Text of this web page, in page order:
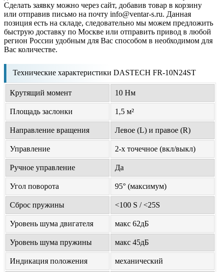
Сделать заявку можно через сайт, добавив товар в корзину
или отправив письмо на почту info@ventar-s.ru. Данная
позиция есть на складе, следовательно мы можем предложить
быструю доставку по Москве или отправить привод в любой
регион России удобным для Вас способом в необходимом для
Вас количестве.
Технические характеристики DASTECH FR-10N24ST
Крутящий момент 10 Нм
Площадь заслонки 1,5 м²
Направление вращения Левое (L) и правое (R)
Управление 2-х точечное (вкл/выкл)
Ручное управление Да
Угол поворота 95° (максимум)
Сброс пружины <100 S / <25S
Уровень шума двигателя макс 62дБ
Уровень шума пружины макс 45дБ
Индикация положения механический